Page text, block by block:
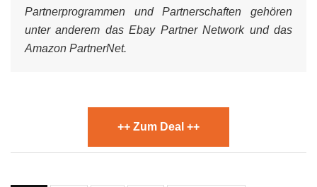
Partnerprogrammen und Partnerschaften gehören
unter anderem das Ebay Partner Network und das
Amazon PartnerNet.
++ Zum Deal ++